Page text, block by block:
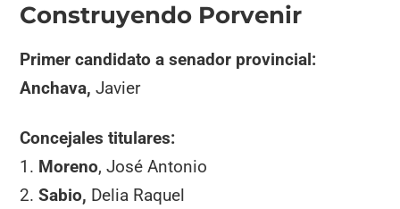
Construyendo Porvenir
Primer candidato a senador provincial:
Anchava,Javier
Concejales titulares:
1. Moreno, José Antonio
2.Sabio, Delia Raquel